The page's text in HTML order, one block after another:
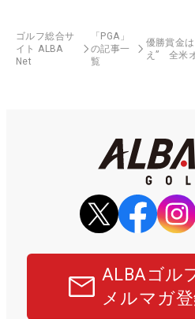
ゴルフ総合サ
イト ALBA
Net
「PGA」
の記事一
覧
優勝賞金
え” 全米
ALBAゴル
メルマガ